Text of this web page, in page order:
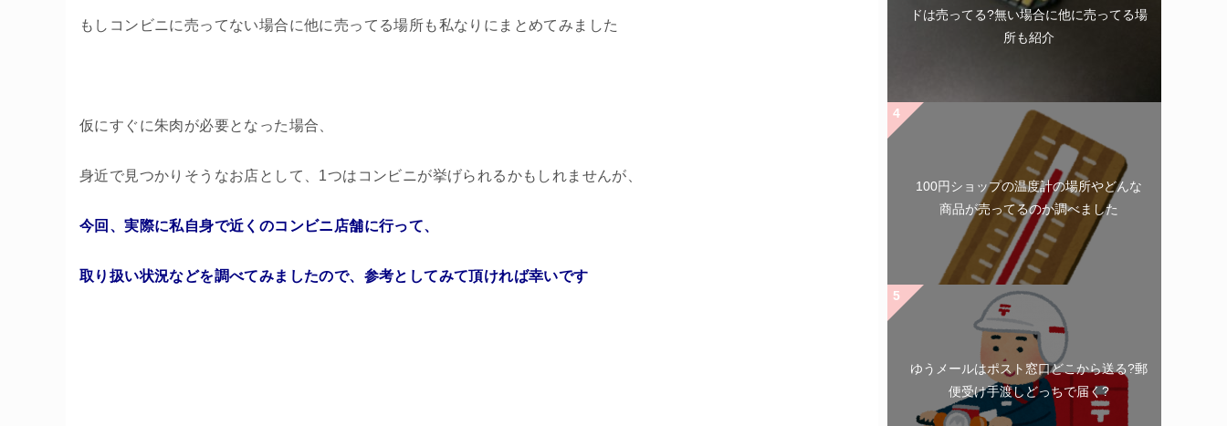
もしコンビニに売ってない場合に他に売ってる場所も私なりにまとめてみました
仮にすぐに朱肉が必要となった場合、
身近で見つかりそうなお店として、1つはコンビニが挙げられるかもしれませんが、
今回、実際に私自身で近くのコンビニ店舗に行って、
取り扱い状況などを調べてみましたので、参考としてみて頂ければ幸いです
ドは売ってる?無い場合に他に売ってる場
所も紹介
100円ショップの温度計の場所やどんな
商品が売ってるのか調べました
ゆうメールはポスト窓口どこから送る?郵
便受け手渡しどっちで届く?